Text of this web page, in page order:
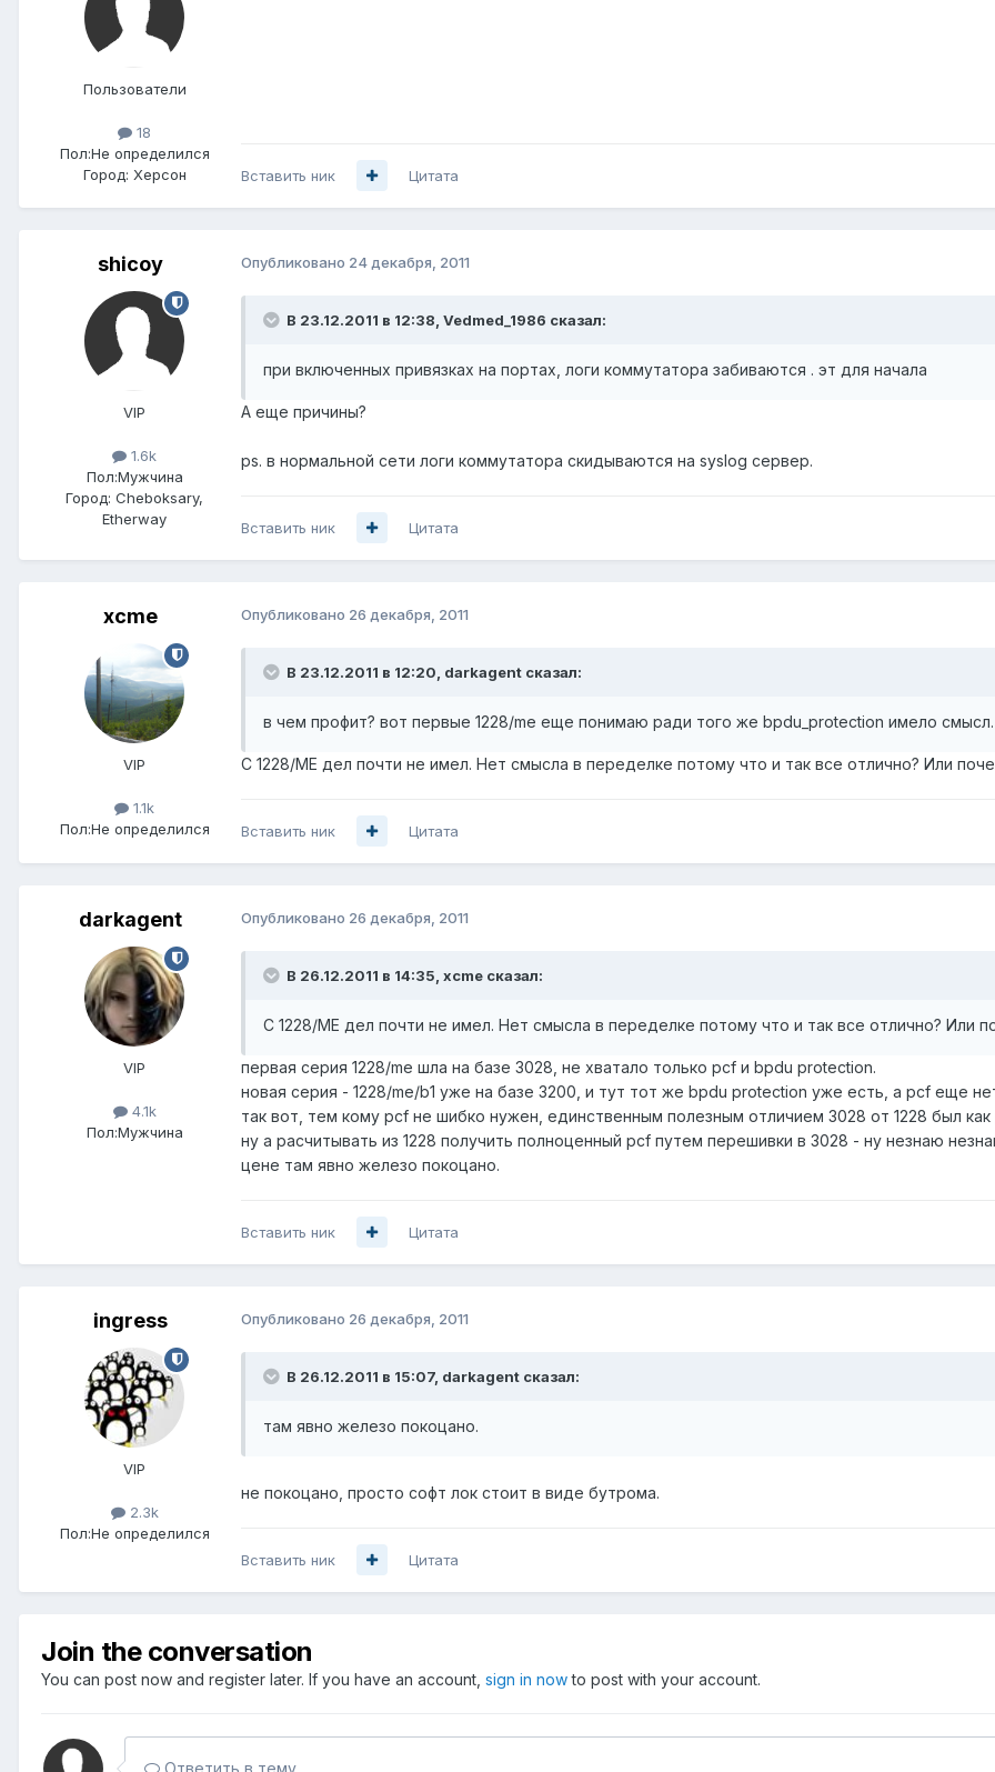
Пользователи
18
Пол:Не определился
Город: Херсон Вставить ник Цитата
shicoy
VIP
1.6k
Пол:Мужчина
Город: Cheboksary,
Etherway
Опубликовано 24 декабря, 2011
В 23.12.2011 в 12:38, Vedmed_1986 сказал:
при включенных привязках на портах, логи коммутатора забиваются . эт для начала
А еще причины?
ps. в нормальной сети логи коммутатора скидываются на syslog сервер.
Вставить ник Цитата
xcme
VIP
1.1k
Пол:Не определился
Опубликовано 26 декабря, 2011
В 23.12.2011 в 12:20, darkagent сказал:
в чем профит? вот первые 1228/me еще понимаю ради того же bpdu_protection имело смысл.
С 1228/МЕ дел почти не имел. Нет смысла в переделке потому что и так все отлично? Или
Вставить ник Цитата
darkagent
VIP
4.1k
Пол:Мужчина
Опубликовано 26 декабря, 2011
В 26.12.2011 в 14:35, xcme сказал:
С 1228/МЕ дел почти не имел. Нет смысла в переделке потому что и так все отлично? Или
первая серия 1228/me шла на базе 3028, не хватало только pcf и bpdu protection.
новая серия - 1228/me/b1 уже на базе 3200, и тут тот же bpdu protection уже есть, а pcf еще
так вот, тем кому pcf не шибко нужен, единственным полезным отличием 3028 от 1228 был
ну а расчитывать из 1228 получить полноценный pcf путем перешивки в 3028 - ну незнаю
цене там явно железо покоцано.
Вставить ник Цитата
ingress
VIP
2.3k
Пол:Не определился
Опубликовано 26 декабря, 2011
В 26.12.2011 в 15:07, darkagent сказал:
там явно железо покоцано.
не покоцано, просто софт лок стоит в виде бутрома.
Вставить ник Цитата
Join the conversation
You can post now and register later. If you have an account, sign in nowto post with your account.
Ответить в тему...